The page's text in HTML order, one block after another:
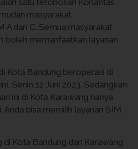
satu terobosan Korlantas
masyarakat
A dan C. Semua masyarakat
boleh memanfaatkan layanan
Kota Bandung beroperasi di
Senin 12 Juni 2023. Sedangkan
ini di Kota Karawang hanya
Anda bisa memilih layanan SIM
di Kota Bandung dan Karawang